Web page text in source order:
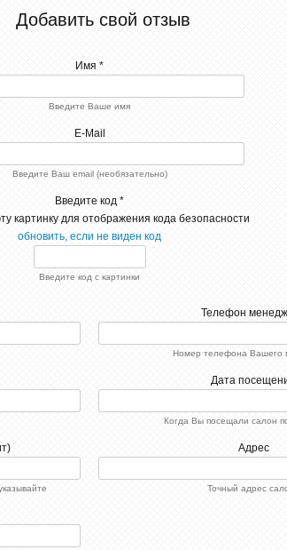
Добавить свой отзыв
Имя *
Введите Ваше имя
E-Mail
Введите Ваш email (необязательно)
Введите код *
обновить, если не виден код
Введите код с картинки
Телефон
Номер телефона Вашего
Дата
Когда Вы посещали салон
Адрес
Точный адрес